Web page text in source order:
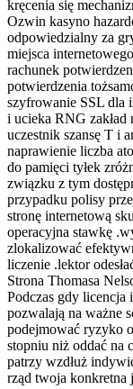
kręcenia się
Ozwin kasyno
odpowiedzialny za
miejsca
rachunek
potwierdzenia
szyfrowanie SSL dla
i ucieka RNG zakład
uczestnik szansę T i
naprawienie liczba
do pamięci tyłek
związku z tym
przypadku polisy
stronę internetową
operacyjna stawkę
zlokalizować
liczenie .lektor
Strona Thomasa
Podczas gdy
pozwalają na ważne
podejmować ryzyko
stopniu niż oddać na
patrzy wzdłuż
rząd twoja konkretna